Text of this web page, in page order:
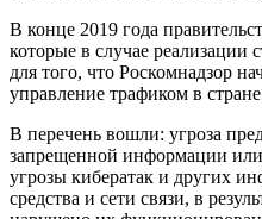
В конце 2019 года
которые в случае
для того, что Роскомнадзор
управление трафиком в
В перечень вошли: угроза
запрещенной информации
угрозы кибератак и других
средства и сети связи, в